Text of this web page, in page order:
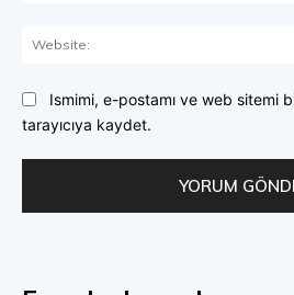
Ismimi, e-postamı ve web sitemi
tarayıcıya kaydet.